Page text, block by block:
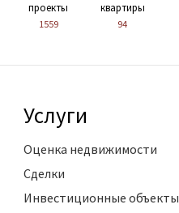
проекты
1559
квартиры
94
Услуги
Оценка недвижимости
Сделки
Инвестиционные объекты